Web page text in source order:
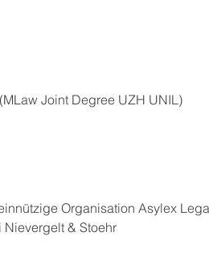
(MLaw Joint Degree UZH UNIL)
Organisation Asylex
Nievergelt & Stoehr